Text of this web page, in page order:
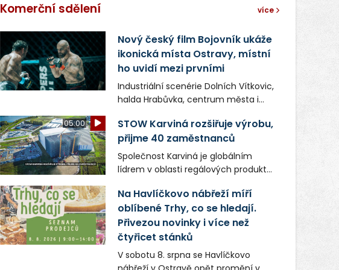
Komerční sdělení více
Nový český film Bojovník ukáže
ikonická místa Ostravy, místní
ho uvidí mezi prvními
Industriální scenérie Dolních Vítkovic,
halda Hrabůvka, centrum města i
v novém filmu Bojovník, který vstoupí
do kin už 13. srpna. Režiséři Vojtěch
Frič a Tomáš Dianiška si
moravskoslezskou metropoli
nevybrali náhodou – její syrová
atmosféra se stala přirozenou
součástí příběhu bývalého
boxerského šampiona Hoffa (Milan
Ondrík), jenž se po letech vrací do
světa vrcholových zápasů, tentokrát
v MMA.
05:00
STOW Karviná rozšiřuje výrobu,
přijme 40 zaměstnanců
Společnost Karviná je globálním
lídrem v oblasti regálových produktů
zaměstnavatelem na Karvinsku a
firmou s obrovským potenciálem.
Na Havlíčkovo nábřeží míří
oblíbené Trhy, co se hledají.
Přivezou novinky i více než
čtyřicet stánků
V sobotu 8. srpna se Havlíčkovo